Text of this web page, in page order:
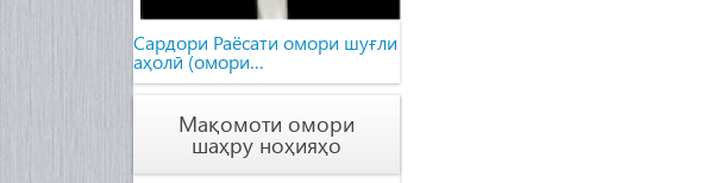
Cардори Раёсати омори шуғли
аҳолӣ (омори…
Мақомоти омори
шаҳру ноҳияҳо